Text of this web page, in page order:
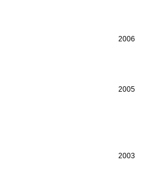
2006
2005
2003